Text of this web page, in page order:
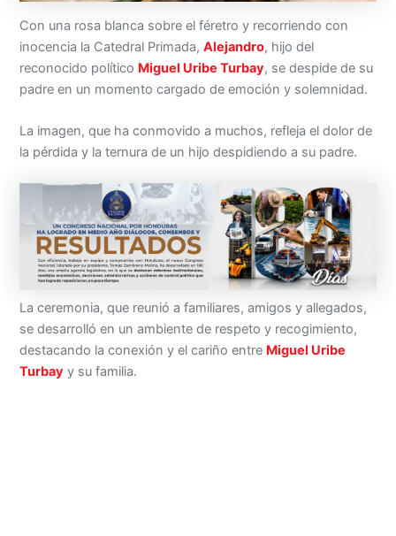
Con una rosa blanca sobre el féretro y recorriendo con
inocencia la Catedral Primada,Alejandro, hijo del
reconocido político Miguel Uribe Turbay, se despide de su
padre en un momento cargado de emoción y solemnidad.
La imagen, que ha conmovido a muchos, refleja el dolor de
la pérdida y la ternura de un hijo despidiendo a su padre.
La ceremonia, que reunió a familiares, amigos y allegados,
se desarrolló en un ambiente de respeto y recogimiento,
destacando la conexión y el cariño entre Miguel Uribe
Turbay y su familia.